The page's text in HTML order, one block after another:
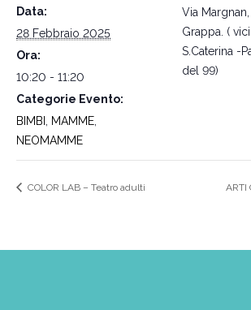
Data:
28 Febbraio 2025
Ora:
10:20 - 11:20
Categorie Evento:
BIMBI , MAMME,
NEOMAMME
Via
Grappa. (
S.Caterina -
del 99)
COLOR LAB – Teatro adulti ARTI